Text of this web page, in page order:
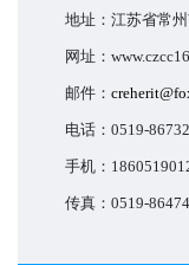
地址：江苏省常
网址：
邮件：
电话：0519-
手机：
传真：0519-